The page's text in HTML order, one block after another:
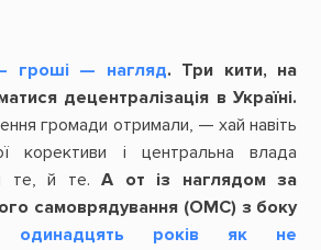
гроші — нагляд. Три кити, на
децентралізація в Україні.
громади отримали, — хай навіть
корективи і центральна влада
те, й те. А от із наглядом за
самоврядування (ОМС) з боку
одинадцять років як не